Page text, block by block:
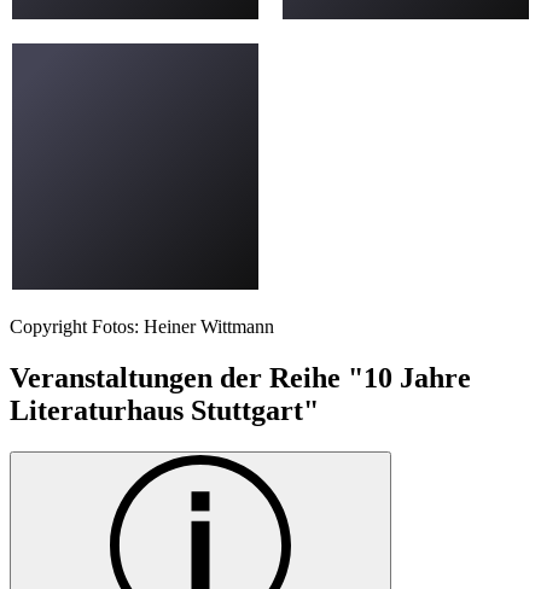
Copyright Fotos: Heiner Wittmann
Veranstaltungen der Reihe "10 Jahre
Literaturhaus Stuttgart"